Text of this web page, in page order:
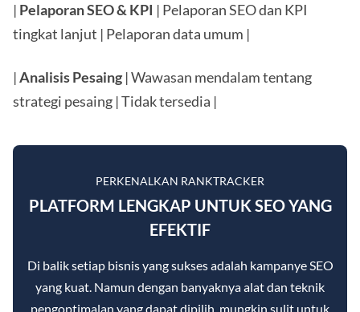
| Pelaporan SEO & KPI | Pelaporan SEO dan KPI
tingkat lanjut | Pelaporan data umum |
|Analisis Pesaing | Wawasan mendalam tentang
strategi pesaing | Tidak tersedia |
PERKENALKAN RANKTRACKER
PLATFORM LENGKAP UNTUK SEO YANG
EFEKTIF
Di balik setiap bisnis yang sukses adalah kampanye SEO
yang kuat. Namun dengan banyaknya alat dan teknik
pengoptimalan yang dapat dipilih, mungkin sulit untuk